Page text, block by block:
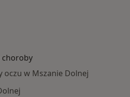
choroby
oczu w Mszanie Dolnej